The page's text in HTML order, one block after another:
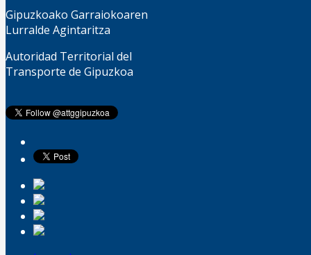
Gipuzkoako Garraiokoaren
Lurralde Agintaritza
Autoridad Territorial del
Transporte de Gipuzkoa